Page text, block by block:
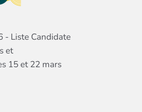
- Liste Candidate
et
15 et 22 mars